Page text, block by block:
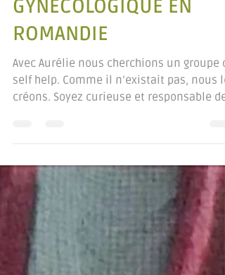
SELF HELP
GYNÉCOLOGIQUE EN
ROMANDIE
Avec Aurélie nous cherchions un groupe